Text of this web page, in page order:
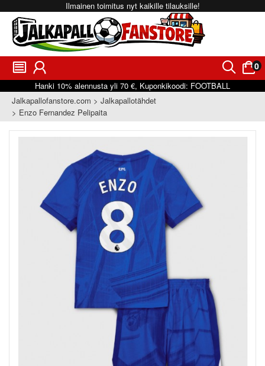
Ilmainen toimitus nyt kaikille tilauksille!
󰂩 󰃳 󰂨 0
󰃠
Hanki 10% alennusta yli 70 €, Kuponkikoodi: FOOTBALL
Jalkapallofanstore.com
Jalkapallotähdet
Enzo Fernandez Pelipaita